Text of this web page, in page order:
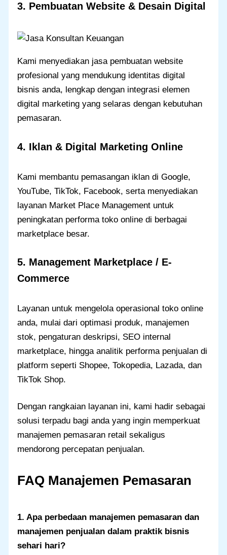
3. Pembuatan Website & Desain Digital
Kami menyediakan jasa pembuatan website
profesional yang mendukung identitas digital
bisnis anda, lengkap dengan integrasi elemen
digital marketing yang selaras dengan kebutuhan
pemasaran.
4. Iklan & Digital Marketing Online
Kami membantu pemasangan iklan di Google,
YouTube, TikTok, Facebook, serta menyediakan
layanan Market Place Management untuk
peningkatan performa toko online di berbagai
marketplace besar.
5. Management Marketplace / E-
Commerce
Layanan untuk mengelola operasional toko online
anda, mulai dari optimasi produk, manajemen
stok, pengaturan deskripsi, SEO internal
marketplace, hingga analitik performa penjualan di
platform seperti Shopee, Tokopedia, Lazada, dan
TikTok Shop.
Dengan rangkaian layanan ini, kami hadir sebagai
solusi terpadu bagi anda yang ingin memperkuat
manajemen pemasaran retail sekaligus
mendorong percepatan penjualan.
FAQ Manajemen Pemasaran
1. Apa perbedaan manajemen pemasaran dan
manajemen penjualan dalam praktik bisnis
sehari hari?